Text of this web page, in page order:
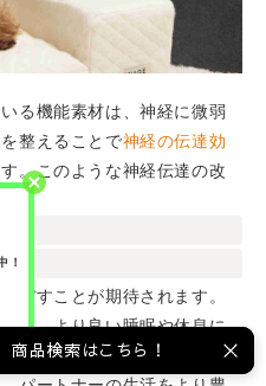
る機能素材は、神経に微弱
整えることで神経の伝達効
。このような神経伝達の改
さ
及ぼすことが期待されます。
し、より良い睡眠や休息に
づくこのウェルネスウェア
！
商品検索はこちら！